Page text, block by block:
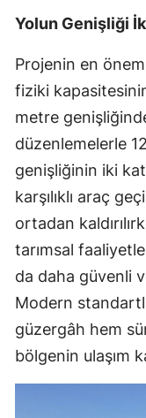
Yolun Genişliği İki
Projenin en
fiziki
metre
düzenlemelerle
genişliğinin iki
karşılıklı araç
ortadan
tarımsal
da daha güvenli
Modern
güzergâh hem
bölgenin ulaşım